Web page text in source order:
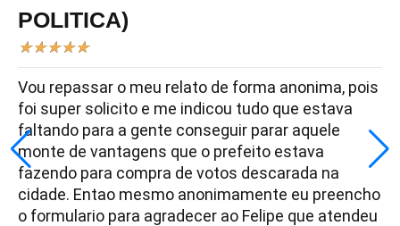
POLITICA)
★★★★★
Vou repassar o meu relato de forma anonima, pois
foi super solicito e me indicou tudo que estava
faltando para a gente conseguir parar aquele
monte de vantagens que o prefeito estava
fazendo para compra de votos descarada na
cidade. Entao mesmo anonimamente eu preencho
o formulario para agradecer ao Felipe que atendeu